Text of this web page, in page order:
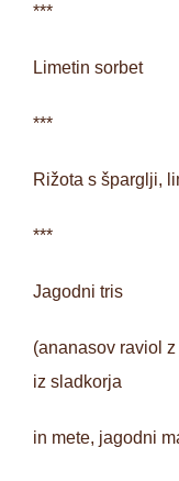
***
Limetin sorbet
***
Rižota s šparglji,
***
Jagodni tris
(ananasov raviol
iz sladkorja
in mete, jagodni